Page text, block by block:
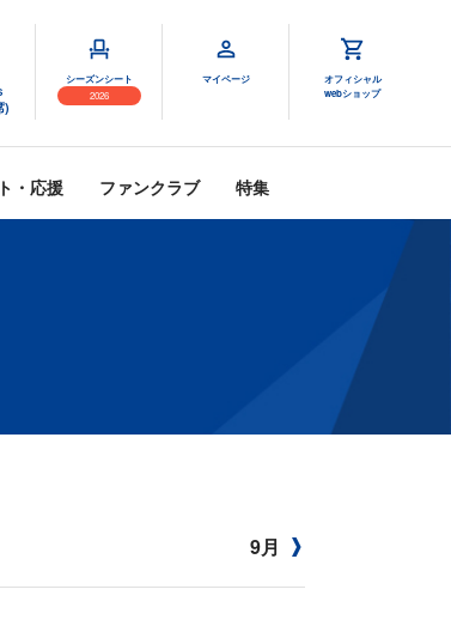
)
シーズンシート
2026
マイページ
オフィシャル
webショップ
・応援 ファンクラブ 特集
9月